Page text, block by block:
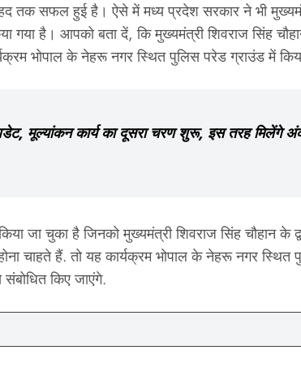
तक सफल हुई है। ऐसे में मध्य प्रदेश सरकार ने भी
गया है। आपको बता दें, कि मुख्यमंत्री शिवराज सिंह
भोपाल के नेहरू नगर स्थित पुलिस परेड ग्राउंड में
मूल्यांकन कार्य का दूसरा चरण शुरू, इस तरह मिलेंगे
चुका है जिनको मुख्यमंत्री शिवराज सिंह चौहान के
चाहते हैं. तो यह कार्यक्रम भोपाल के नेहरू नगर
संबोधित किए जाएंगे.